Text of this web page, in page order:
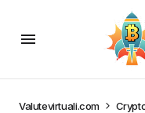
Valutevirtuali.com